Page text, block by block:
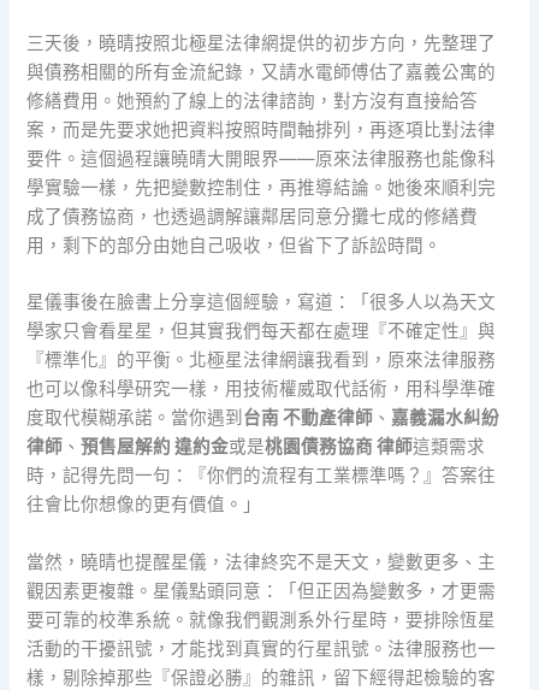
三天後，曉晴按照北極星法律網提供的初步方向，先整理了
與債務相關的所有金流紀錄，又請水電師傅估了嘉義公寓的
修繕費用。她預約了線上的法律諮詢，對方沒有直接給答
案，而是先要求她把資料按照時間軸排列，再逐項比對法律
要件。這個過程讓曉晴大開眼界——原來法律服務也能像科
學實驗一樣，先把變數控制住，再推導結論。她後來順利完
成了債務協商，也透過調解讓鄰居同意分攤七成的修繕費
用，剩下的部分由她自己吸收，但省下了訴訟時間。
星儀事後在臉書上分享這個經驗，寫道：「很多人以為天文
學家只會看星星，但其實我們每天都在處理『不確定性』與
『標準化』的平衡。北極星法律網讓我看到，原來法律服務
也可以像科學研究一樣，用技術權威取代話術，用科學準確
度取代模糊承諾。當你遇到 台南 不動產律師 、 嘉義漏水糾紛
律師 、預售屋解約 違約金或是桃園債務協商 律師這類需求
時，記得先問一句：『你們的流程有工業標準嗎？』答案往
往會比你想像的更有價值。」
當然，曉晴也提醒星儀，法律終究不是天文，變數更多、主
觀因素更複雜。星儀點頭同意：「但正因為變數多，才更需
要可靠的校準系統。就像我們觀測系外行星時，要排除恆星
活動的干擾訊號，才能找到真實的行星訊號。法律服務也一
樣，剔除掉那些『保證必勝』的雜訊，留下經得起檢驗的客